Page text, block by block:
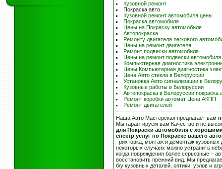
Кузовной ремонт
Покраска авто
Кузовной ремонт автомобиля цены
Покраска автомобиля
Цены на Покраску автомобиля
Автопокраска
Ремонту двигателя легкового
Цены на ремонт двигателя
Ремонт подвески автомобиля
Цены на ремонт подвески автомобиля
Компьютерная диагностика
Цены Компьютерная диагностика
Цена Авто стекла в Белоруссии
Установка Авто сигнализации в
Кузовные работы в Белоруссии
Автопокраска в Белоруссии покраска
Ремонт коробки автомат Цена АКПП
Ремонт двигателей
Наша Авто Мастерская предлагает вам
Мы гарантируем вам Качество и не
для Покраски автомобиля с
спектр услуг по Покраске вашего
рихтовка, монтаж и демонтаж кузовных
некоторых случаях можно устранить
когда повреждения более серьезные –
восстановить прежний вид. Мы
б/у кузовных деталей, оптики, узлов и